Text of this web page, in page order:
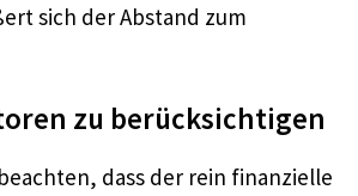
sich der Abstand zum
zu berücksichtigen
dass der rein finanzielle